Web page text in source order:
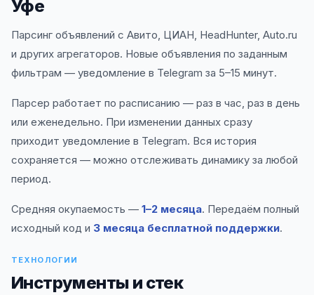
Уфе
Парсинг объявлений с Авито, ЦИАН, HeadHunter, Auto.ru
и других агрегаторов. Новые объявления по заданным
фильтрам — уведомление в Telegram за 5–15 минут.
Парсер работает по расписанию — раз в час, раз в день
или еженедельно. При изменении данных сразу
приходит уведомление в Telegram. Вся история
сохраняется — можно отслеживать динамику за любой
период.
Средняя окупаемость — 1–2 месяца. Передаём полный
исходный код и 3 месяца бесплатной поддержки.
ТЕХНОЛОГИИ
Инструменты и стек